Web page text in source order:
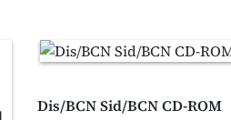
Dis/BCN Sid/BCN CD-ROM